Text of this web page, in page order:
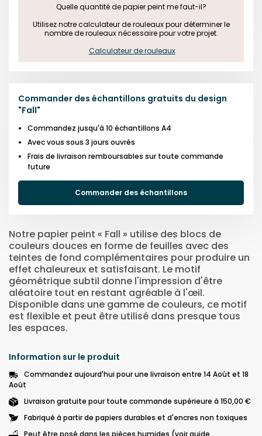
Quelle quantité de papier peint me faut-il?
Utilisez notre calculateur de rouleaux pour déterminer le
nombre de rouleaux nécessaire pour votre projet.
Calculateur de rouleaux
Commander des échantillons gratuits du design
"Fall"
Commandez jusqu'à 10 échantillons A4
Avec vous sous 3 jours ouvrés
Frais de livraison remboursables sur toute commande
future
Commander des échantillons
Notre papier peint « Fall » utilise des blocs de
couleurs douces en forme de feuilles avec des
teintes de fond complémentaires pour produire un
effet chaleureux et satisfaisant. Le motif
géométrique subtil donne l'impression d'être
aléatoire tout en restant agréable à l'œil.
Disponible dans une gamme de couleurs, ce motif
est flexible et peut être utilisé dans presque tous
les espaces.
Information sur le produit
Commandez aujourd'hui pour une livraison entre 14 Août et 18
Août
Livraison gratuite pour toute commande supérieure à 150,00 €
Fabriqué à partir de papiers durables et d'encres non toxiques
Peut être posé dans les pièces humides (voir guide